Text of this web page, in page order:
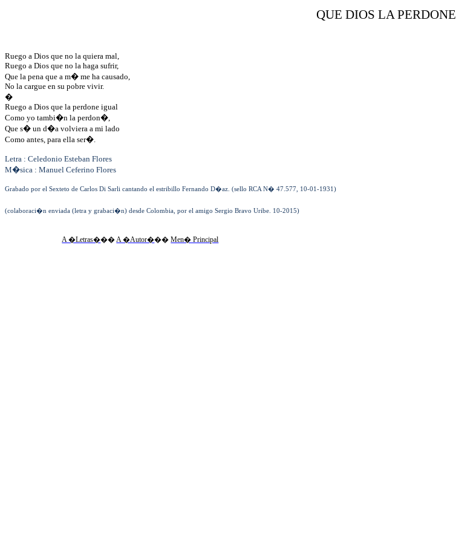
QUE DIOS LA PERDONE
Ruego a Dios que no la quiera mal,
Ruego a Dios que no la haga sufrir,
Que la pena que a m� me ha causado,
No la cargue en su pobre vivir.
�
Ruego a Dios que la perdone igual
Como yo tambi�n la perdon�,
Que s� un d�a volviera a mi lado
Como antes, para ella ser�.
Letra : Celedonio Esteban Flores
M�sica : Manuel Ceferino Flores
Grabado por el Sexteto de Carlos Di Sarli cantando el estribillo Fernando D�az. (sello RCA N� 47.577, 10-01-1931)
(colaboraci�n enviada (letra y grabaci�n) desde Colombia, por el amigo Sergio Bravo Uribe. 10-2015)
A �Letras���A �Autor���Men� Principal